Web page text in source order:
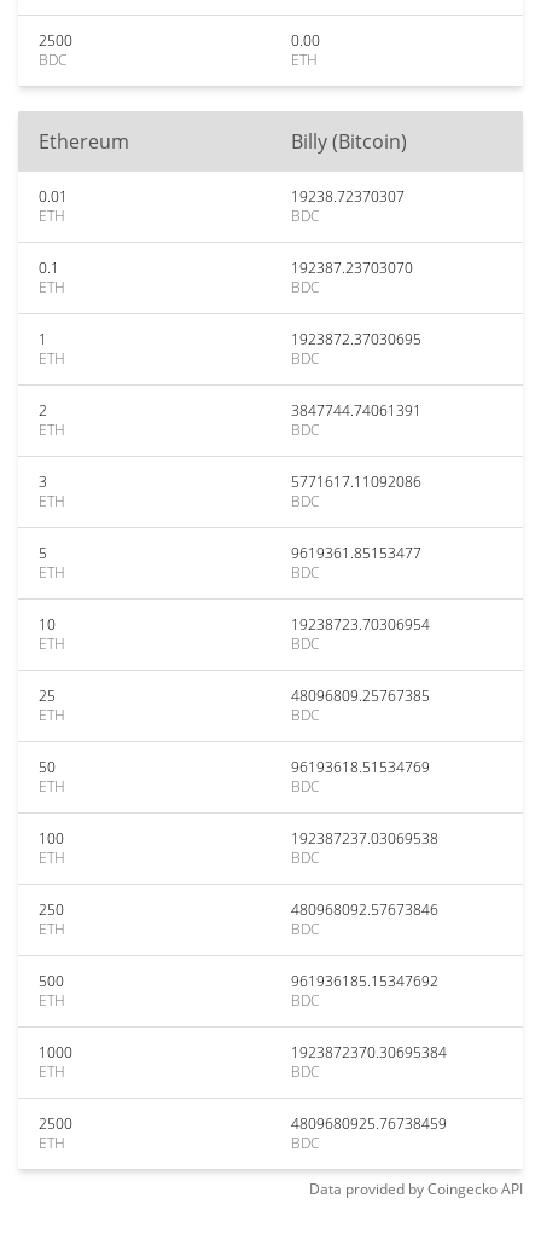
2500
BDC
0.00
ETH
Ethereum Billy (Bitcoin)
0.01
ETH
19238.72370307
BDC
0.1
ETH
192387.23703070
BDC
1
ETH
1923872.37030695
BDC
2
ETH
3847744.74061391
BDC
3
ETH
5771617.11092086
BDC
5
ETH
9619361.85153477
BDC
10
ETH
19238723.70306954
BDC
25
ETH
48096809.25767385
BDC
50
ETH
96193618.51534769
BDC
100
ETH
192387237.03069538
BDC
250
ETH
480968092.57673846
BDC
500
ETH
961936185.15347692
BDC
1000
ETH
1923872370.30695384
BDC
2500
ETH
4809680925.76738459
BDC
Data provided byCoingeckoAPI